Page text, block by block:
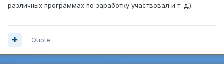
различных программах по заработку участвовал и т. д.).
Quote